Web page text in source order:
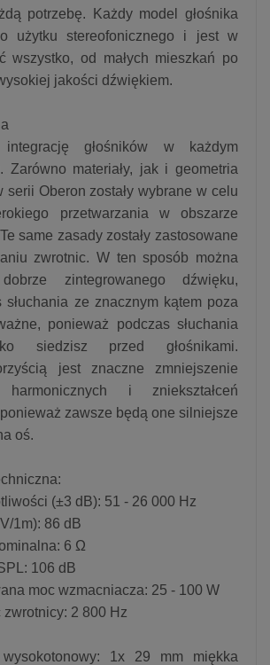
potrzebę. Każdy model głośnika
użytku stereofonicznego i jest w
wszystko, od małych mieszkań po
jakości dźwiękiem.
głośników w każdym
Zarówno materiały, jak i geometria
serii Oberon zostały wybrane w celu
przetwarzania w obszarze
same zasady zostały zastosowane
zwrotnic. W ten sposób można
zintegrowanego dźwięku,
słuchania ze znacznym kątem poza
ponieważ podczas słuchania
siedzisz przed głośnikami.
jest znaczne zmniejszenie
harmonicznych i zniekształceń
zawsze będą one silniejsze
oś.
(±3 dB): 51 - 26 000 Hz
1m): 86 dB
6 Ω
106 dB
moc wzmacniacza: 25 - 100 W
2 800 Hz
1x 29 mm miękka